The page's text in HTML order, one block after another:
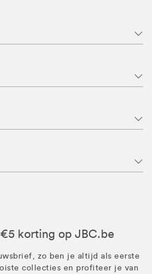
korting op JBC.be
zo ben je altijd als eerste
collecties en profiteer je van